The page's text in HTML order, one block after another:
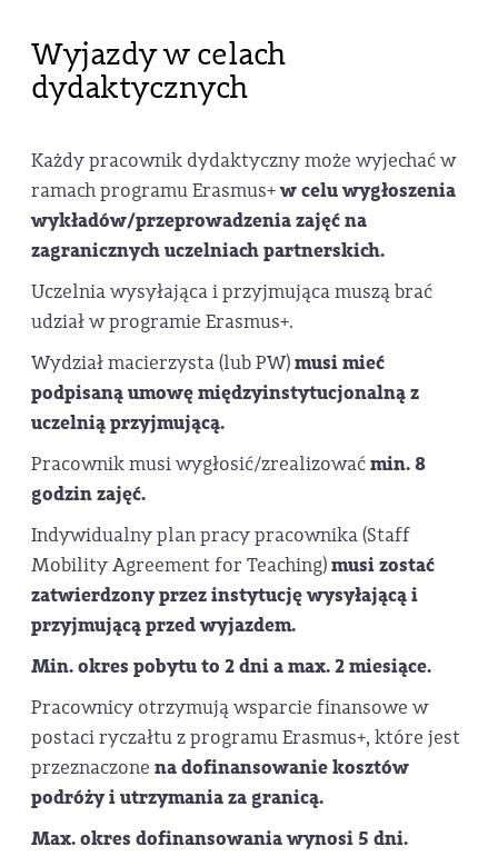
Wyjazdy w celach
dydaktycznych
Każdy pracownik dydaktyczny może wyjechać w
ramach programu Erasmus+w celu wygłoszenia
wykładów/przeprowadzenia zajęć na
zagranicznych uczelniach partnerskich.
Uczelnia wysyłająca i przyjmująca muszą brać
udział w programie Erasmus+.
Wydział macierzysta (lub PW)musi mieć
podpisaną umowę międzyinstytucjonalną z
uczelnią przyjmującą.
Pracownik musi wygłosić/zrealizowaćmin. 8
godzin zajęć.
Indywidualny plan pracy pracownika (Staff
Mobility Agreement for Teaching)musi zostać
zatwierdzony przez instytucję wysyłającą i
przyjmującą przed wyjazdem.
Min. okres pobytu to 2 dni a max. 2 miesiące.
Pracownicy otrzymują wsparcie finansowe w
postaci ryczałtu z programu Erasmus+, które jest
przeznaczone nadofinansowanie kosztów
podróży i utrzymania za granicą.
Max. okres dofinansowania wynosi 5 dni.